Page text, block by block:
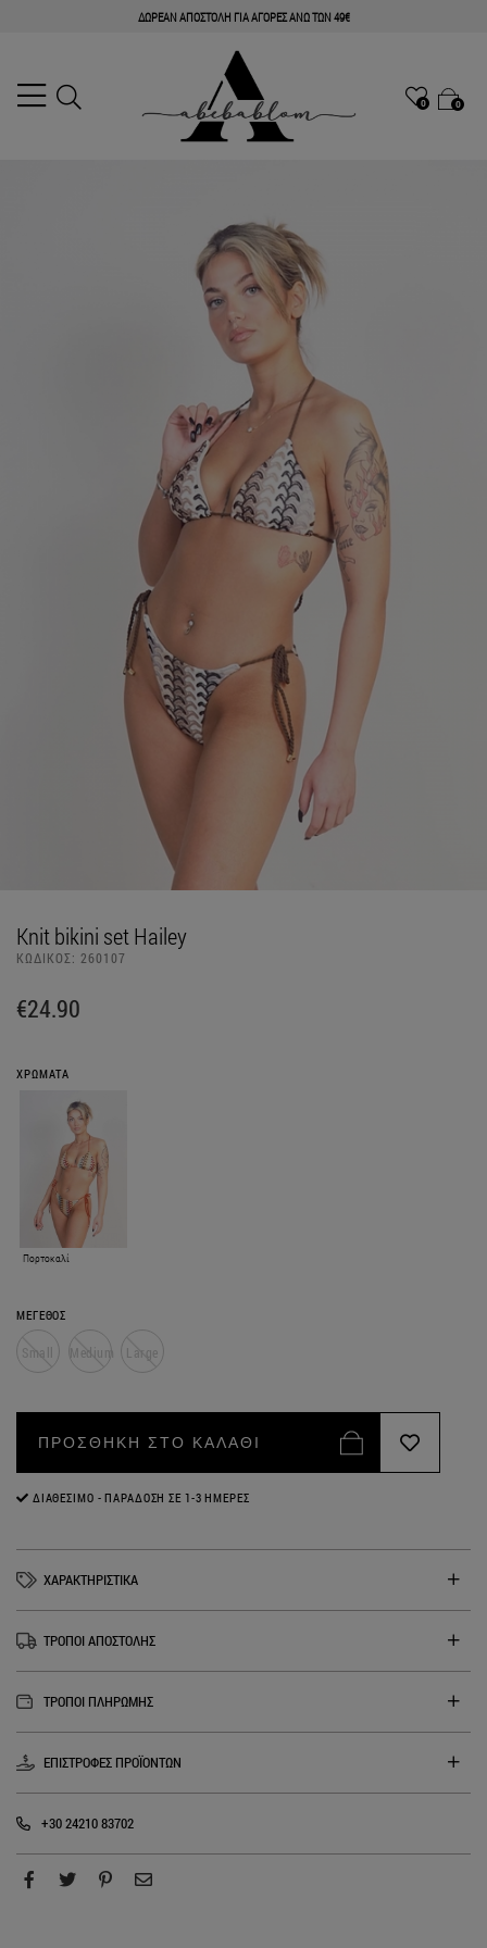
ΔΩΡΕΑΝ ΑΠΟΣΤΟΛΗ ΓΙΑ ΑΓΟΡΕΣ ΑΝΩ ΤΩΝ 49€
0 0
Knit bikini set Hailey
ΚΩΔΙΚΟΣ: 260107
€24.90
ΧΡΩΜΑΤΑ
Πορτοκαλί
ΜΕΓΕΘΟΣ
Small Medium Large
ΠΡΟΣΘΗΚΗ ΣΤΟ ΚΑΛΑΘΙ
ΔΙΑΘΈΣΙΜΟ - ΠΑΡΆΔΟΣΗ ΣΕ 1-3 ΗΜΈΡΕΣ
ΧΑΡΑΚΤΗΡΙΣΤΙΚΑ
ΤΡΟΠΟΙ ΑΠΟΣΤΟΛΗΣ
ΤΡΟΠΟΙ ΠΛΗΡΩΜΗΣ
ΕΠΙΣΤΡΟΦΕΣ ΠΡΟΪΟΝΤΩΝ
+30 24210 83702